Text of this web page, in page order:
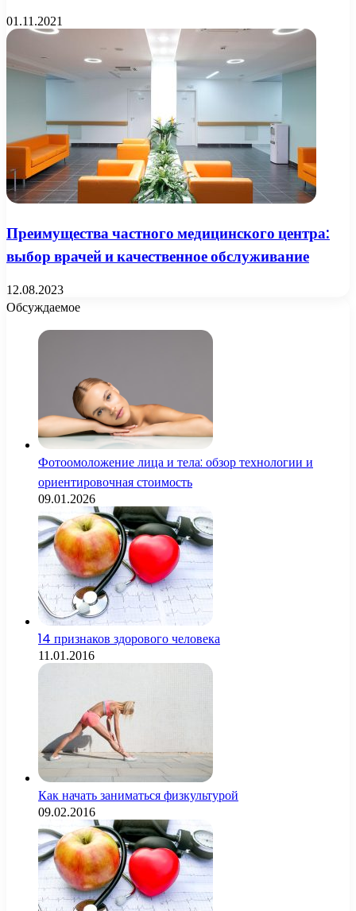
01.11.2021
Преимущества частного медицинского центра:
выбор врачей и качественное обслуживание
12.08.2023
Обсуждаемое
Фотоомоложение лица и тела: обзор технологии и
ориентировочная стоимость
09.01.2026
14 признаков здорового человека
11.01.2016
Как начать заниматься физкультурой
09.02.2016